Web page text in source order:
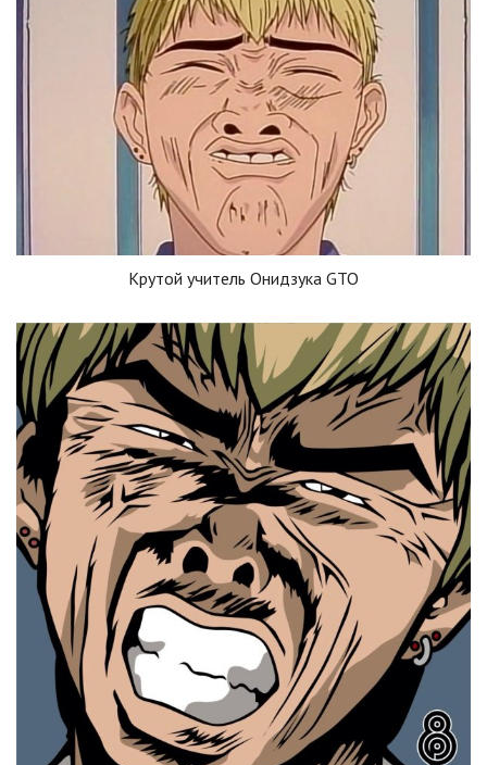
Крутой учитель Онидзука GTO